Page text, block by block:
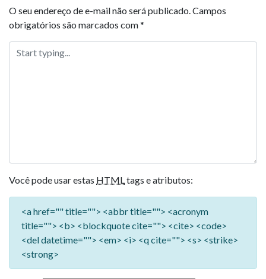
O seu endereço de e-mail não será publicado.Campos
obrigatórios são marcados com*
Você pode usar estas HTMLtags e atributos:
<a href="" title=""> <abbr title=""> <acronym
title=""> <b> <blockquote cite=""> <cite> <code>
<del datetime=""> <em> <i> <q cite=""> <s> <strike>
<strong>